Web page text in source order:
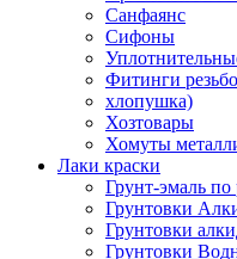
Санфаянс
Сифоны
Фитинги
хлопушка)
Хозтовары
Хомуты
Лаки краски
Грунт-эмаль по
Грунтовки
Грунтовки
Грунтовки